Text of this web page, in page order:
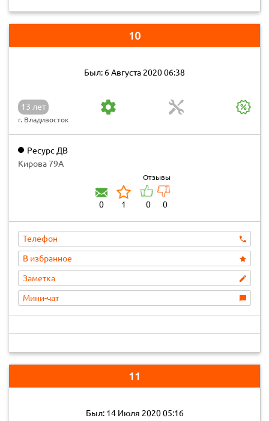
10
Был: 6 Августа 2020 06:38
13 лет
г. Владивосток
Ресурс ДВ
Кирова 79А
0 1
Отзывы
0 0
Телефон
В избранное
Заметка
Мини-чат
11
Был: 14 Июля 2020 05:16